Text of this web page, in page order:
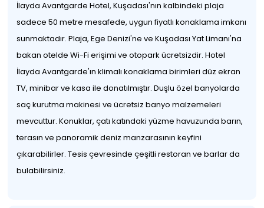
İlayda Avantgarde Hotel, Kuşadası'nın kalbindeki plaja
sadece 50 metre mesafede, uygun fiyatlı konaklama imkanı
sunmaktadır. Plaja, Ege Denizi'ne ve Kuşadası Yat Limanı'na
bakan otelde Wi-Fi erişimi ve otopark ücretsizdir. Hotel
İlayda Avantgarde'ın klimalı konaklama birimleri düz ekran
TV, minibar ve kasa ile donatılmıştır. Duşlu özel banyolarda
saç kurutma makinesi ve ücretsiz banyo malzemeleri
mevcuttur. Konuklar, çatı katındaki yüzme havuzunda barın,
terasın ve panoramik deniz manzarasının keyfini
çıkarabilirler. Tesis çevresinde çeşitli restoran ve barlar da
bulabilirsiniz.